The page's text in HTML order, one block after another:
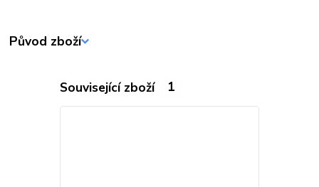
Původ zboží
Související zboží 1